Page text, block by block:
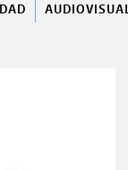
AUDIOVISUAL